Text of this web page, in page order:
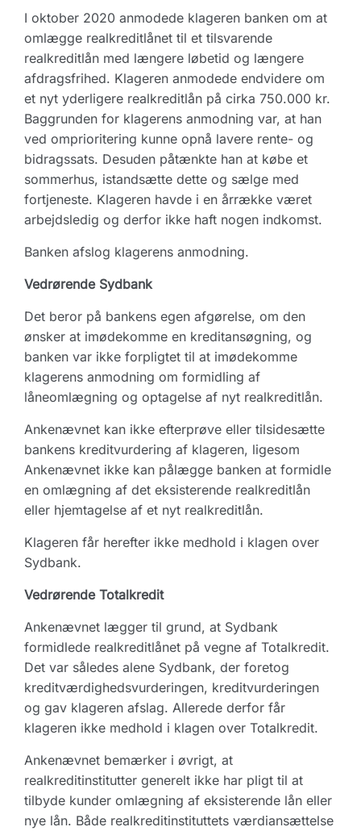
I oktober 2020 anmodede klageren banken om at
omlægge realkreditlånet til et tilsvarende
realkreditlån med længere løbetid og længere
afdragsfrihed. Klageren anmodede endvidere om
et nyt yderligere realkreditlån på cirka 750.000 kr.
Baggrunden for klagerens anmodning var, at han
ved omprioritering kunne opnå lavere rente- og
bidragssats. Desuden påtænkte han at købe et
sommerhus, istandsætte dette og sælge med
fortjeneste. Klageren havde i en årrække været
arbejdsledig og derfor ikke haft nogen indkomst.
Banken afslog klagerens anmodning.
Vedrørende Sydbank
Det beror på bankens egen afgørelse, om den
ønsker at imødekomme en kreditansøgning, og
banken var ikke forpligtet til at imødekomme
klagerens anmodning om formidling af
låneomlægning og optagelse af nyt realkreditlån.
Ankenævnet kan ikke efterprøve eller tilsidesætte
bankens kreditvurdering af klageren, ligesom
Ankenævnet ikke kan pålægge banken at formidle
en omlægning af det eksisterende realkreditlån
eller hjemtagelse af et nyt realkreditlån.
Klageren får herefter ikke medhold i klagen over
Sydbank.
Vedrørende Totalkredit
Ankenævnet lægger til grund, at Sydbank
formidlede realkreditlånet på vegne af Totalkredit.
Det var således alene Sydbank, der foretog
kreditværdighedsvurderingen, kreditvurderingen
og gav klageren afslag. Allerede derfor får
klageren ikke medhold i klagen over Totalkredit.
Ankenævnet bemærker i øvrigt, at
realkreditinstitutter generelt ikke har pligt til at
tilbyde kunder omlægning af eksisterende lån eller
nye lån. Både realkreditinstituttets værdiansættelse